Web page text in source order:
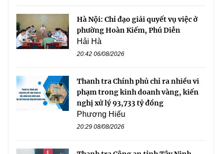
Hà Nội: Chỉ đạo giải quyết vụ việc ở
phường Hoàn Kiếm, Phú Diễn
Hải Hà
20:42 06/08/2026
Thanh tra Chính phủ chỉ ra nhiều vi
phạm trong kinh doanh vàng, kiến
nghị xử lý 93,733 tỷ đồng
Phương Hiếu
20:29 08/08/2026